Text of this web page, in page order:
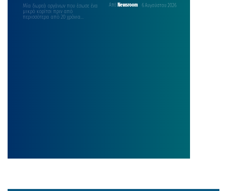
Από Newsroom 6 Αυγούστου 2026
Μία δωρεά οργάνων που έσωσε ένα
μικρό κορίτσι πριν από
περισσότερα από 20 χρόνια